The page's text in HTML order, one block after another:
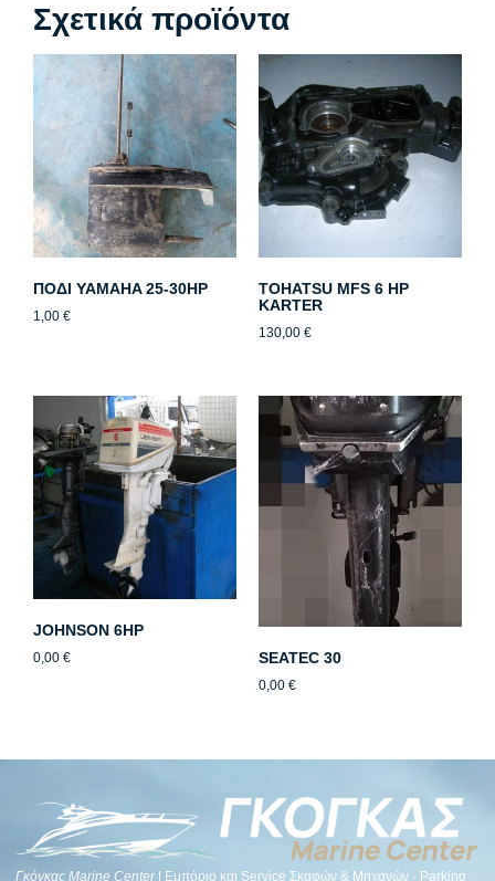
Σχετικά προϊόντα
ΠΟΔΙ YAMAHA 25-30HP
1,00 €
TOHATSU MFS 6 HP
KARTER
130,00 €
JOHNSON 6HP
0,00 € SEATEC 30
0,00 €
Γκόγκας Μarine Center| Εμπόριο και Service Σκαφών & Μηχανών · Parking